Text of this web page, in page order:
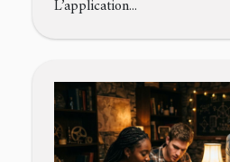
L’application...